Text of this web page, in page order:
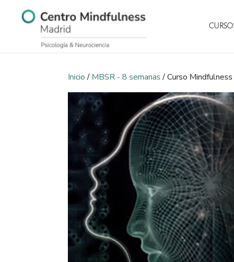
Inicio/ MBSR - 8 semanas/ Curso